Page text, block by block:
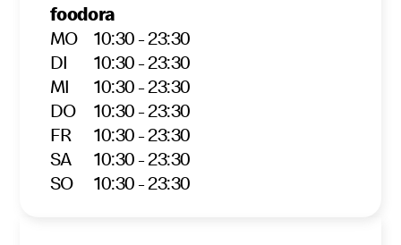
foodora
MO
10:30 - 23:30
DI
10:30 - 23:30
MI
10:30 - 23:30
DO
10:30 - 23:30
FR
10:30 - 23:30
SA
10:30 - 23:30
SO
10:30 - 23:30